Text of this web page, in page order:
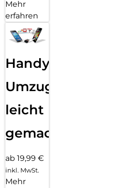
Mehr
erfahren
Handy
Umzug
leicht
gemacht!
ab 19,99 €
inkl. MwSt.
Mehr